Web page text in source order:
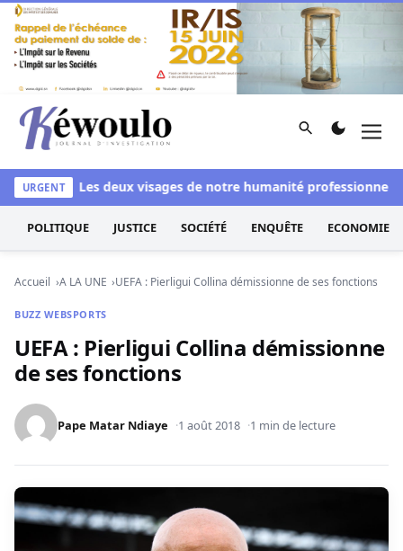
Aller au contenu
Kéwoulo, le premier site d'information et d'investigation
Rechercher
URGENTLes deux visages de notre humanité professionnelle :
POLITIQUE JUSTICE SOCIÉTÉ ENQUÊTE ECONOMIE
Accueil A LA UNE UEFA : Pierligui Collina démissionne de ses fonctions
BUZZ WEBSPORTS
UEFA : Pierligui Collina démissionne
de ses fonctions
Pape Matar Ndiaye 1 août 2018 1 min de lecture